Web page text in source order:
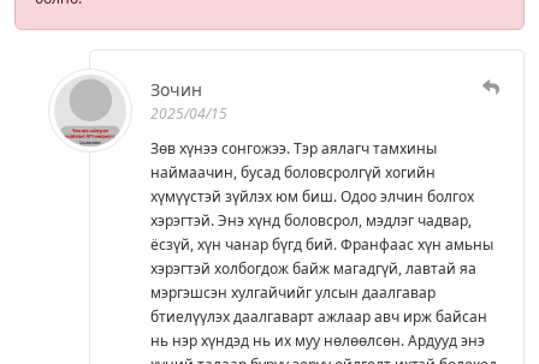
Зочин
2025/04/15
Зөв хүнээ сонгожээ. Тэр аялагч тамхины
наймаачин, бусад боловсролгүй хогийн
хүмүүстэй зүйлэх юм биш. Одоо элчин болгох
хэрэгтэй. Энэ хүнд боловсрол, мэдлэг чадвар,
ёсзүй, хүн чанар бүгд бий. Франфаас хүн амьны
хэрэгтэй холбогдож байж магадгүй, лавтай яа
мэргэшсэн хулгайчийг улсын даалгавар
бтиелүүлэх даалгаварт ажлаар авч ирж байсан
нь нэр хүндэд нь их муу нөлөөлсөн. Ардууд энэ